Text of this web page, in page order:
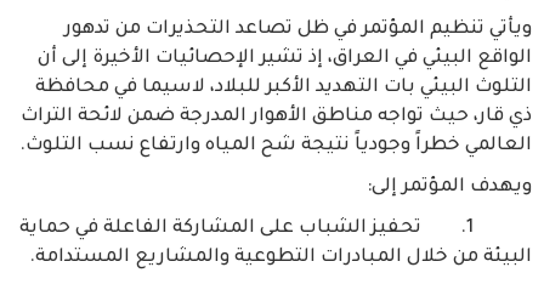
ويأتي تنظيم المؤتمر في ظل تصاعد التحذيرات من تدهور
الواقع البيئي في العراق، إذ تشير الإحصائيات الأخيرة إلى أن
التلوث البيئي بات التهديد الأكبر للبلاد، لاسيما في محافظة
ذي قار، حيث تواجه مناطق الأهوار المدرجة ضمن لائحة التراث
العالمي خطراً وجودياً نتيجة شح المياه وارتفاع نسب التلوث.
ويهدف المؤتمر إلى:
1. تحفيز الشباب على المشاركة الفاعلة في حماية
البيئة من خلال المبادرات التطوعية والمشاريع المستدامة.